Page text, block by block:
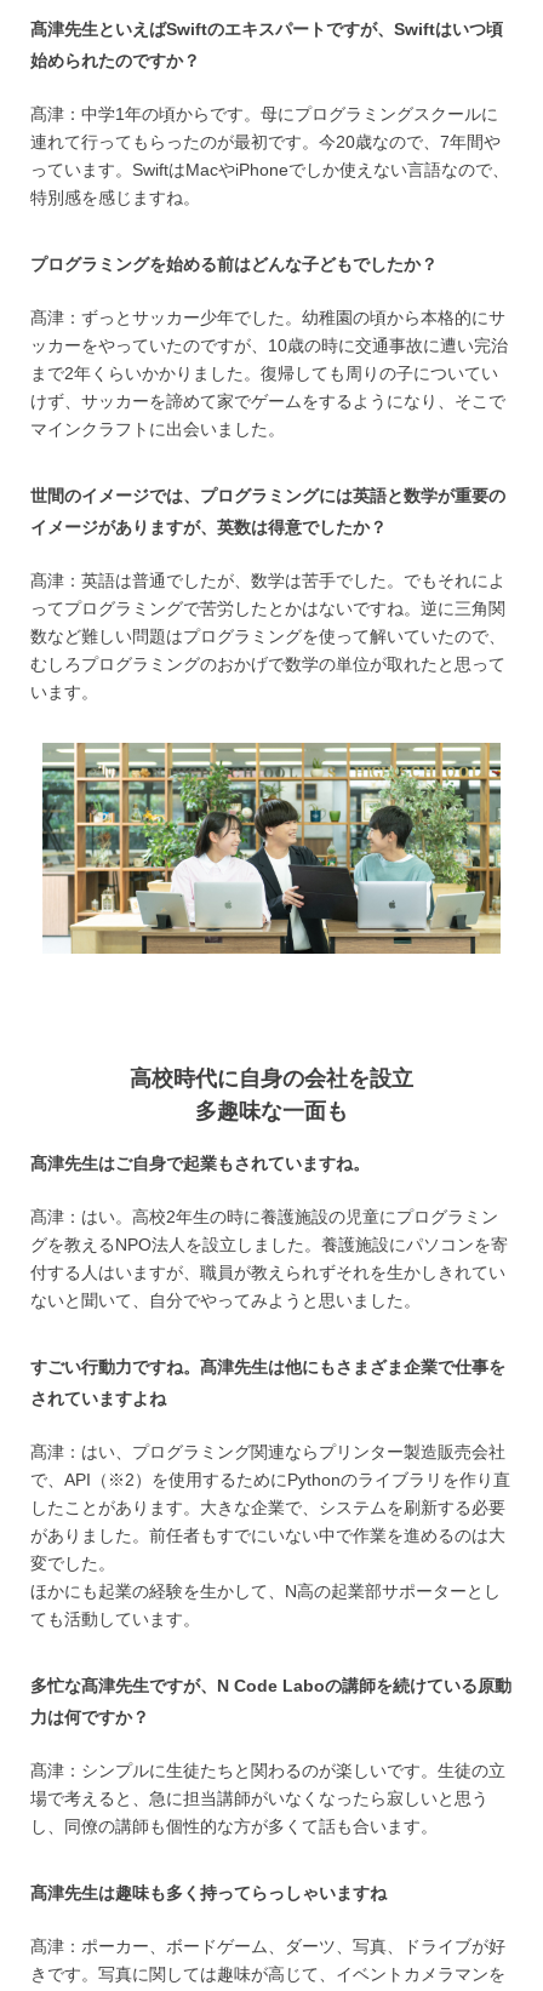
髙津先生といえばSwiftのエキスパートですが、Swiftはいつ頃
始められたのですか？
髙津：中学1年の頃からです。母にプログラミングスクールに
連れて行ってもらったのが最初です。今20歳なので、7年間や
っています。SwiftはMacやiPhoneでしか使えない言語なので、
特別感を感じますね。
プログラミングを始める前はどんな子どもでしたか？
髙津：ずっとサッカー少年でした。幼稚園の頃から本格的にサ
ッカーをやっていたのですが、10歳の時に交通事故に遭い完治
まで2年くらいかかりました。復帰しても周りの子についてい
けず、サッカーを諦めて家でゲームをするようになり、そこで
マインクラフトに出会いました。
世間のイメージでは、プログラミングには英語と数学が重要の
イメージがありますが、英数は得意でしたか？
髙津：英語は普通でしたが、数学は苦手でした。でもそれによ
ってプログラミングで苦労したとかはないですね。逆に三角関
数など難しい問題はプログラミングを使って解いていたので、
むしろプログラミングのおかげで数学の単位が取れたと思って
います。
高校時代に自身の会社を設立
多趣味な一面も
髙津先生はご自身で起業もされていますね。
髙津：はい。高校2年生の時に養護施設の児童にプログラミン
グを教えるNPO法人を設立しました。養護施設にパソコンを寄
付する人はいますが、職員が教えられずそれを生かしきれてい
ないと聞いて、自分でやってみようと思いました。
すごい行動力ですね。髙津先生は他にもさまざま企業で仕事を
されていますよね
髙津：はい、プログラミング関連ならプリンター製造販売会社
で、API（※2）を使用するためにPythonのライブラリを作り直
したことがあります。大きな企業で、システムを刷新する必要
がありました。前任者もすでにいない中で作業を進めるのは大
変でした。
ほかにも起業の経験を生かして、N高の起業部サポーターとし
ても活動しています。
多忙な髙津先生ですが、N Code Laboの講師を続けている原動
力は何ですか？
髙津：シンプルに生徒たちと関わるのが楽しいです。生徒の立
場で考えると、急に担当講師がいなくなったら寂しいと思う
し、同僚の講師も個性的な方が多くて話も合います。
髙津先生は趣味も多く持ってらっしゃいますね
髙津：ポーカー、ボードゲーム、ダーツ、写真、ドライブが好
きです。写真に関しては趣味が高じて、イベントカメラマンを